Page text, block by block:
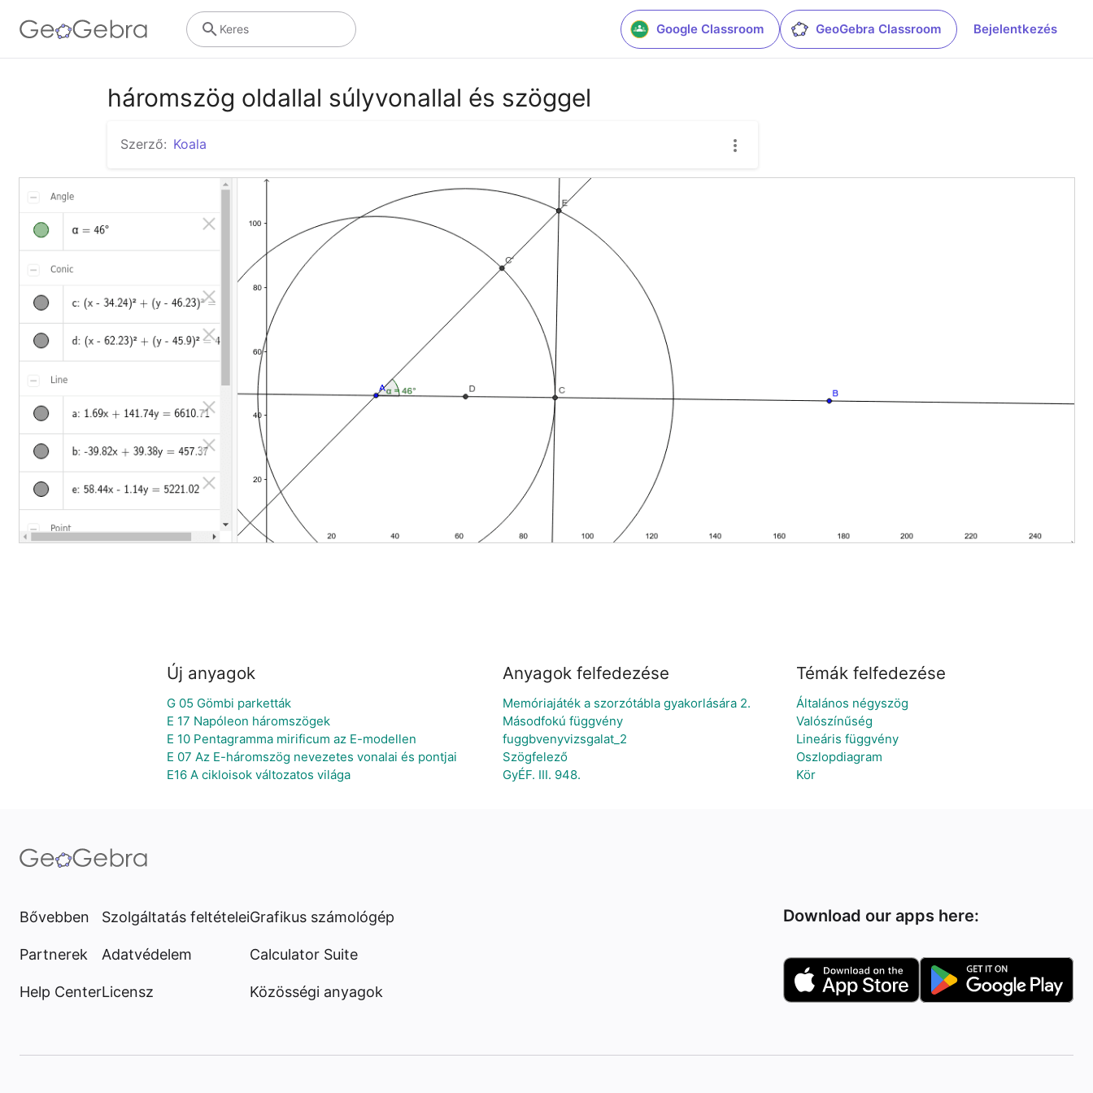
Google Classroom GeoGebra Classroom Bejelentkezés
Keres
háromszög oldallal súlyvonallal és szöggel
Szerző: Koala
Új anyagok
G 05 Gömbi parketták
E 17 Napóleon háromszögek
E 10 Pentagramma mirificum az E-modellen
E 07 Az E-háromszög nevezetes vonalai és pontjai
E16 A cikloisok változatos világa
Anyagok felfedezése
Memóriajáték a szorzótábla gyakorlására 2.
Másodfokú függvény
fuggbvenyvizsgalat_2
Szögfelező
GyÉF. III. 948.
Témák felfedezése
Általános négyszög
Valószínűség
Lineáris függvény
Oszlopdiagram
Kör
Bővebben
Partnerek
Help Center
Szolgáltatás feltételei
Adatvédelem
Licensz
Grafikus számológép
Calculator Suite
Közösségi anyagok
Download our apps here: